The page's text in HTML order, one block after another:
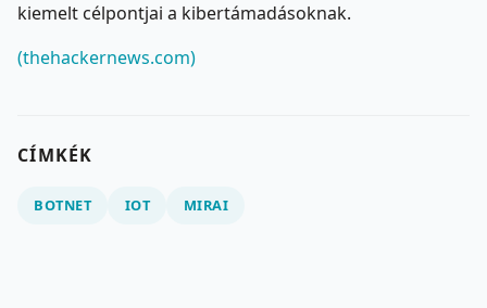
kiemelt célpontjai a kibertámadásoknak.
(thehackernews.com)
CÍMKÉK
BOTNET IOT MIRAI